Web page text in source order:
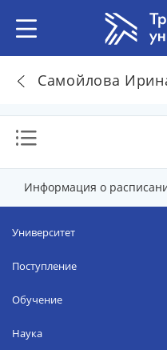
Самойлова
Информация о
Университет
Поступление
Обучение
Наука